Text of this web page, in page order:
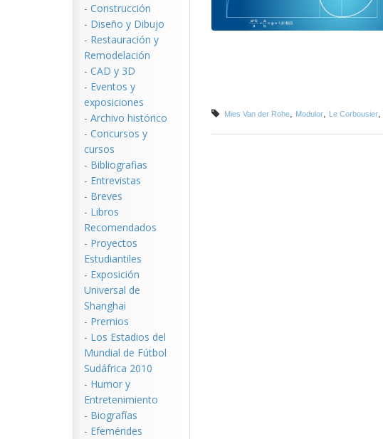
- Construcción
- Diseño y Dibujo
- Restauración y
Remodelación
- CAD y 3D
- Eventos y
exposiciones
- Archivo histórico
- Concursos y
cursos
- Bibliografias
- Entrevistas
- Breves
- Libros
Recomendados
- Proyectos
Estudiantiles
- Exposición
Universal de
Shanghai
- Premios
- Los Estadios del
Mundial de Fútbol
Sudáfrica 2010
- Humor y
Entretenimiento
- Biografías
- Efemérides
Mies Van der Rohe, Modulor, Le Corbousier,